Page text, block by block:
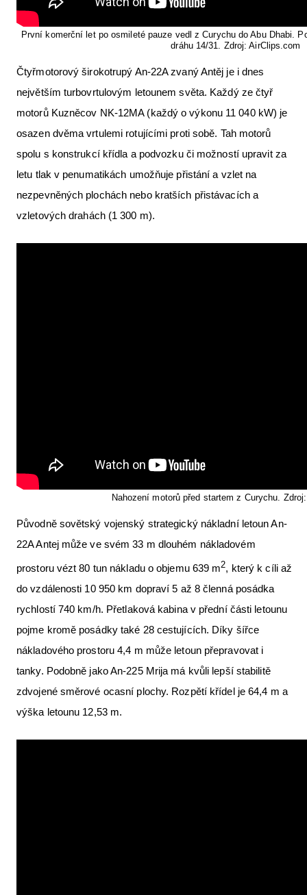
První komerční let po osmileté pauze vedl z Curychu do Abu Dhabi.
dráhu 14/31. Zdroj: AirClips.com
Čtyřmotorový širokotrupý An-22A zvaný Antěj je i dnes
největším turbovrtulovým letounem světa. Každý ze čtyř
motorů Kuzněcov NK-12MA (každý o výkonu 11 040 kW) je
osazen dvěma vrtulemi rotujícími proti sobě. Tah motorů
spolu s konstrukcí křídla a podvozku či možností upravit za
letu tlak v penumatikách umožňuje přistání a vzlet na
nezpevněných plochách nebo kratších přistávacích a
vzletových drahách (1 300 m).
Nahození motorů před startem z Curychu.
Původně sovětský vojenský strategický nákladní letoun An-
22A Antej může ve svém 33 m dlouhém nákladovém
prostoru vézt 80 tun nákladu o objemu 639 m2, který k cíli až
do vzdálenosti 10 950 km dopraví 5 až 8 členná posádka
rychlostí 740 km/h. Přetlaková kabina v přední části letounu
pojme kromě posádky také 28 cestujících. Díky šířce
nákladového prostoru 4,4 m může letoun přepravovat i
tanky. Podobně jako An-225 Mrija má kvůli lepší stabilitě
zdvojené směrové ocasní plochy. Rozpětí křídel je 64,4 m a
výška letounu 12,53 m.